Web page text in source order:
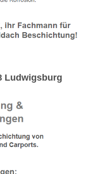
Ludwigsburg